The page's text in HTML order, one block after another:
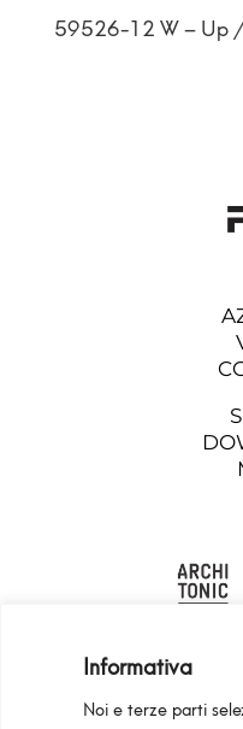
Informativa
Noi e terze parti
59526-12 W – Up /